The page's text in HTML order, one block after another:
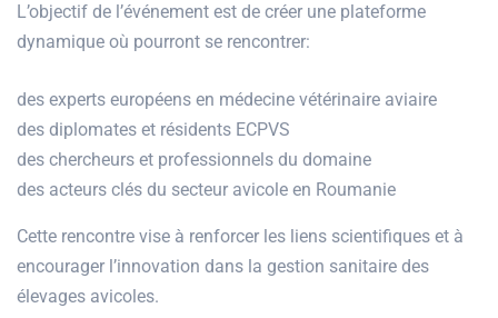
L’objectif de l’événement est de créer une plateforme
dynamique où pourront se rencontrer:
des experts européens en médecine vétérinaire aviaire
des diplomates et résidents ECPVS
des chercheurs et professionnels du domaine
des acteurs clés du secteur avicole en Roumanie
Cette rencontre vise à renforcer les liens scientifiques et à
encourager l’innovation dans la gestion sanitaire des
élevages avicoles.